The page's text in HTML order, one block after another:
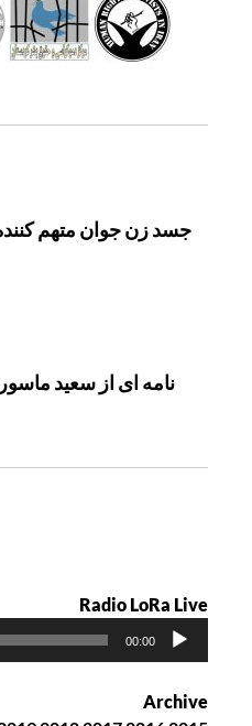
ه
جسد زن جوان متهم
نامه ای از سعید
Radio LoRa Live
ک
00:00
Archive